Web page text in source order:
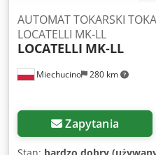
Miechucino 280 km
AUTOMAT TOKARSKI
LOCATELLI MK-LL
LOCATELLI MK-LL
Zapytania
Stan: bardzo dobry